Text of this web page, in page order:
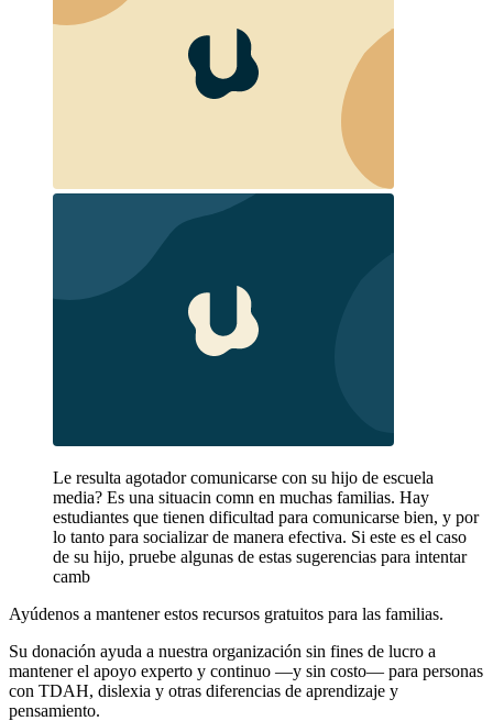
Le resulta agotador comunicarse con su hijo de escuela
media? Es una situacin comn en muchas familias. Hay
estudiantes que tienen dificultad para comunicarse bien, y por
lo tanto para socializar de manera efectiva. Si este es el caso
de su hijo, pruebe algunas de estas sugerencias para intentar
camb
Ayúdenos a mantener estos recursos gratuitos para las familias.
Su donación ayuda a nuestra organización sin fines de lucro a
mantener el apoyo experto y continuo —y sin costo— para personas
con TDAH, dislexia y otras diferencias de aprendizaje y
pensamiento.